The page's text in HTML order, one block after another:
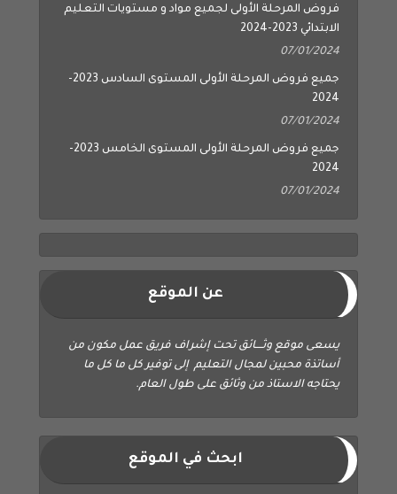
فروض المرحلة الأولى لجميع مواد و مستويات التعليم
الابتدائي 2023-2024
07/01/2024
جميع فروض المرحلة الأولى المستوى السادس 2023-
2024
07/01/2024
جميع فروض المرحلة الأولى المستوى الخامس 2023-
2024
07/01/2024
عن الموقع
يسعى موقع وثــــائق تحت إشراف فريق عمل مكون من
أساتذة محبين لمجال التعليم إلى توفير كل ما كل ما
يحتاجه الاستاذ من وثائق على طول العام.
ابحث في الموقع